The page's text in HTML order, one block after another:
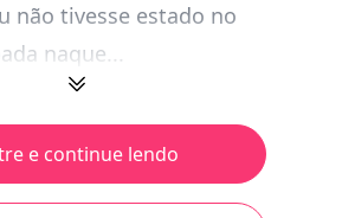
não tivesse estado no
naque...
e continue lendo